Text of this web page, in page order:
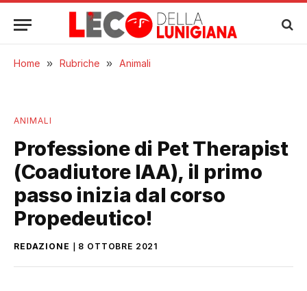
Home » Rubriche » Animali
ANIMALI
Professione di Pet Therapist
(Coadiutore IAA), il primo
passo inizia dal corso
Propedeutico!
REDAZIONE 8 OTTOBRE 2021